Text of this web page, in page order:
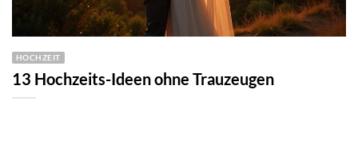
HOCHZEIT
13 Hochzeits-Ideen ohne Trauzeugen